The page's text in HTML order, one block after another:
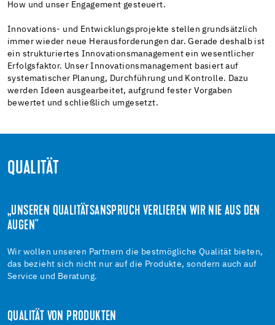
How und unser Engagement gesteuert.
Innovations- und Entwicklungsprojekte stellen grundsätzlich
immer wieder neue Herausforderungen dar. Gerade deshalb ist
ein strukturiertes Innovationsmanagement ein wesentlicher
Erfolgsfaktor. Unser Innovationsmanagement basiert auf
systematischer Planung, Durchführung und Kontrolle. Dazu
werden Ideen ausgearbeitet, aufgrund fester Vorgaben
bewertet und schließlich umgesetzt.
QUALITÄT
„UNSEREN QUALITÄTSANSPRUCH VERLIEREN WIR NIE AUS DEN
AUGEN"
Wir wollen unseren Partnern die bestmögliche Qualität bieten,
das bezieht sich nicht nur auf die Produkte, sondern auch auf
Service und Beratung.
QUALITÄT VON PRODUKTEN